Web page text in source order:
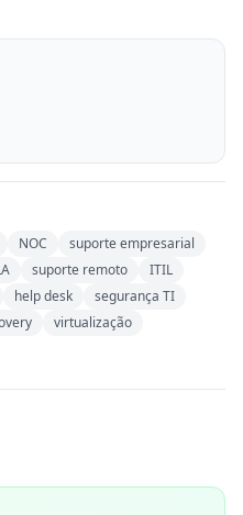
NOC
suporte empresarial
suporte remoto
ITIL
help desk
segurança TI
virtualização